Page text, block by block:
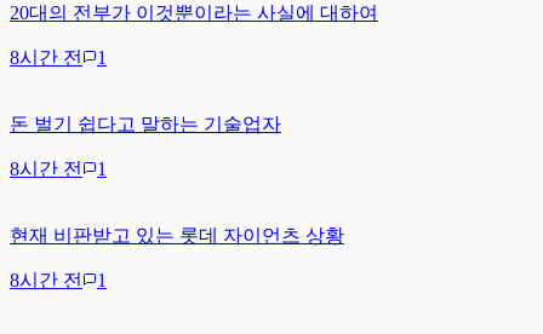
20대의 전부가 이것뿐이라는 사실에 대하여
8시간 전 1
돈 벌기 쉽다고 말하는 기술업자
8시간 전 1
현재 비판받고 있는 롯데 자이언츠 상황
8시간 전 1